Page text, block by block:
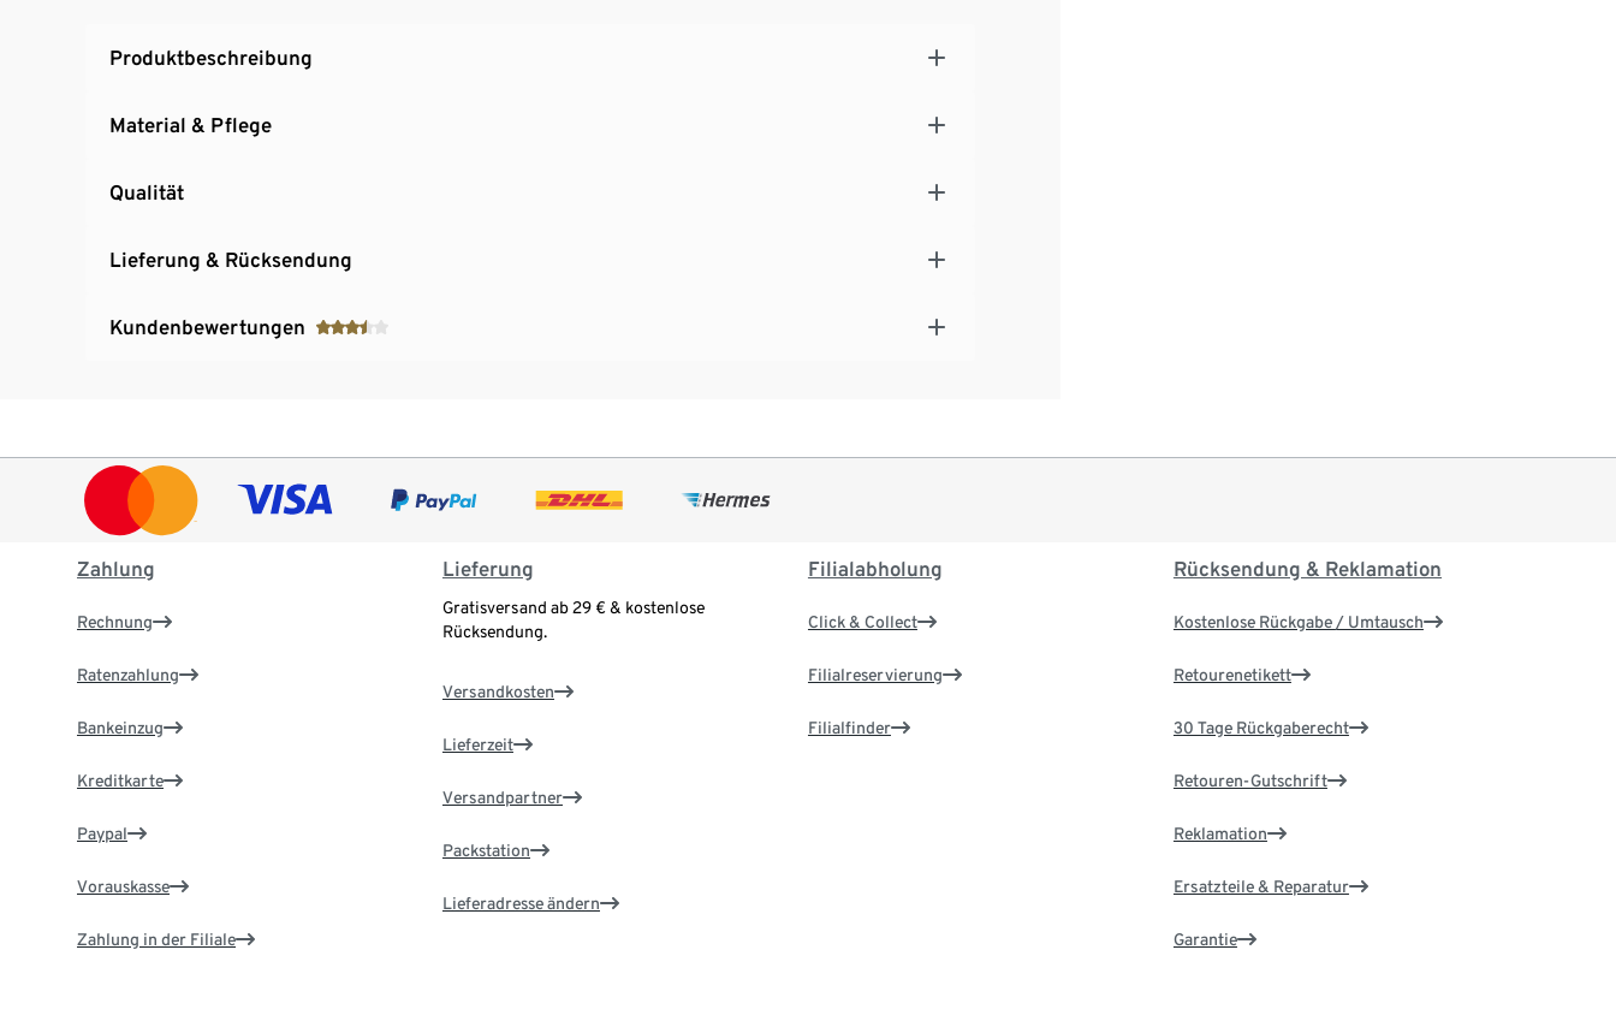
Produktbeschreibung
Material & Pflege
Qualität
Lieferung & Rücksendung
Kundenbewertungen
Zahlung
Rechnung
Ratenzahlung
Bankeinzug
Kreditkarte
Paypal
Vorauskasse
Zahlung in der Filiale
Lieferung
Gratisversand ab 29 € & kostenlose
Rücksendung.
Versandkosten
Lieferzeit
Versandpartner
Packstation
Lieferadresse ändern
Filialabholung
Click & Collect
Filialreservierung
Filialfinder
Rücksendung & Reklamation
Kostenlose Rückgabe / Umtausch
Retourenetikett
30 Tage Rückgaberecht
Retouren-Gutschrift
Reklamation
Ersatzteile & Reparatur
Garantie